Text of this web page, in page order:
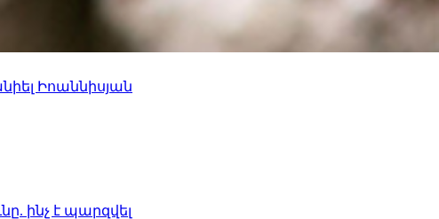
Իոաննիսյան
ինչ է պարզվել